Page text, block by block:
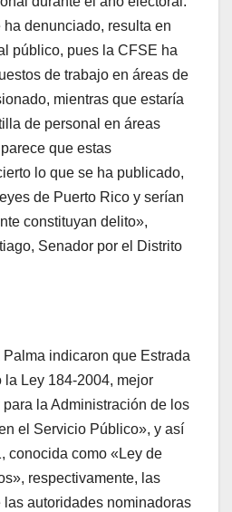
denunciado, resulta en
público, pues la CFSE ha
de trabajo en áreas de
mientras que estaría
de personal en áreas
que estas
lo que se ha publicado,
de Puerto Rico y serían
constituyan delito»,
Senador por el Distrito
indicaron que Estrada
Ley 184-2004, mejor
la Administración de los
el Servicio Público», y así
conocida como «Ley de
respectivamente, las
autoridades nominadoras